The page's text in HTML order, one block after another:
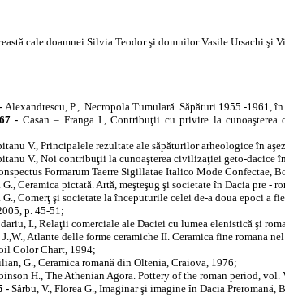
cale doamnei Silvia Teodor şi domnilor Vasile Ursachi şi
Alexandrescu, P., Necropola Tumulară. Săpături 1955 -1961,
- Casan – Franga I., Contribuţii cu privire la
V., Principalele rezultate ale săpăturilor arheologice în
V., Noi contribuţii la cunoaşterea civilizaţiei geto-dacice
Formarum Taerre Sigillatae Italico Mode Confectae,
G., Ceramica pictată. Artă, meşteşug şi societate în Dacia pre -
G., Comerţ şi societate la începuturile celei de-a doua epoci
p. 45-51;
I., Relaţii comerciale ale Daciei cu lumea elenistică şi
J.,W., Atlante delle forme ceramiche II. Ceramica fine romana
Color Chart, 1994;
G., Ceramica romană din Oltenia, Craiova, 1976;
H., The Athenian Agora. Pottery of the roman period, vol.
- Sârbu, V., Florea G., Imaginar şi imagine în Dacia Preromană,